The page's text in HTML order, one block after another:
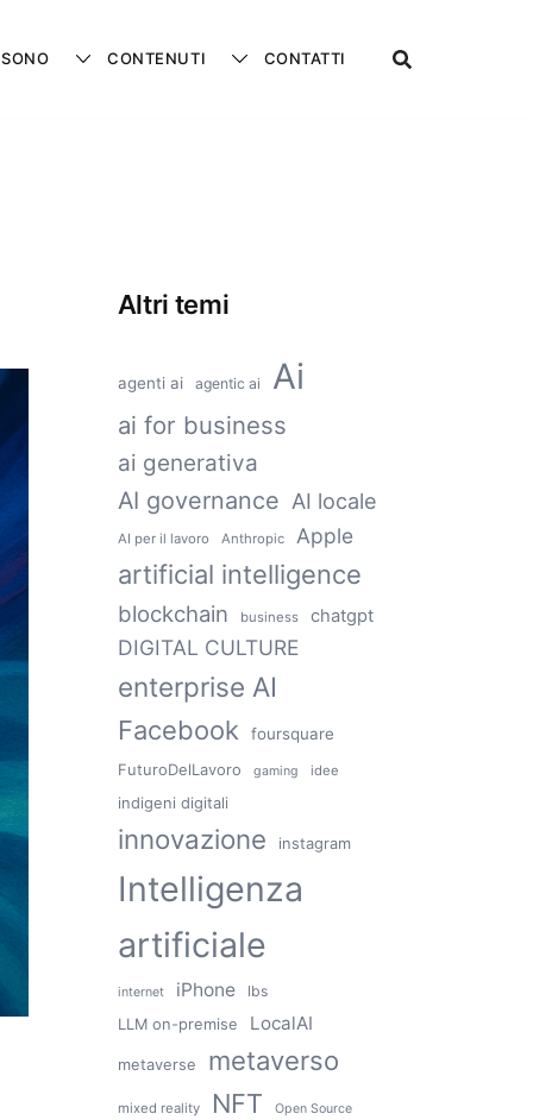
CONTENUTI CONTATTI
Altri temi
agenti ai agentic ai Ai
ai for business
ai generativa
AI governance AI locale
AI per il lavoro Anthropic Apple
artificial intelligence
blockchain business chatgpt
DIGITAL CULTURE
enterprise AI
Facebook
foursquare
FuturoDelLavoro
gaming idee
indigeni digitali
innovazione instagram
Intelligenza
artificiale
internet iPhone lbs
LLM on-premise LocalAI
metaverse metaverso
mixed reality NFT Open Source